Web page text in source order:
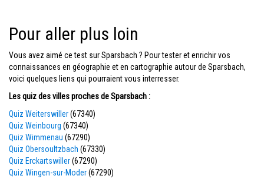
Pour aller plus loin
Vous avez aimé ce test sur Sparsbach ? Pour tester et enrichir vos
connaissances en géographie et en cartographie autour de Sparsbach,
voici quelques liens qui pourraient vous interresser.
Les quiz des villes proches de Sparsbach :
Quiz Weiterswiller(67340)
Quiz Weinbourg (67340)
Quiz Wimmenau (67290)
Quiz Obersoultzbach (67330)
Quiz Erckartswiller(67290)
Quiz Wingen-sur-Moder(67290)